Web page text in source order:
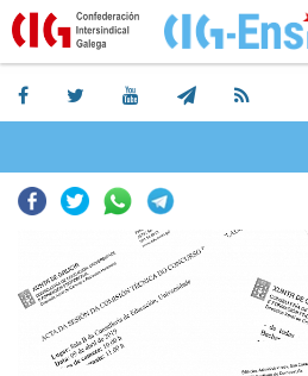
Facebook
TwitterWhatsapp